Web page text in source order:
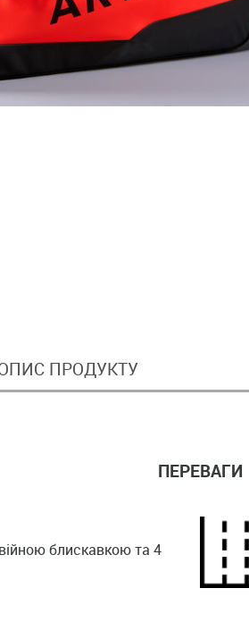
ПРОДУКТУ
ПЕРЕВАГИ
блискавкою та 4